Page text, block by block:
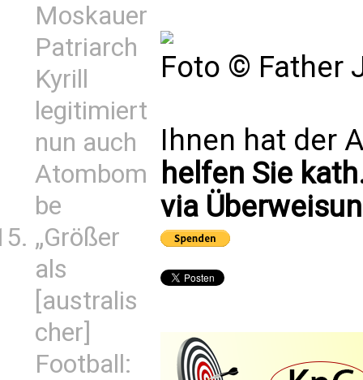
Moskauer
Patriarch
Kyrill
legitimiert
nun auch
Atombom
be
„Größer
als
[australis
cher]
Football:
Foto © Father
Ihnen hat der
helfen Sie
via